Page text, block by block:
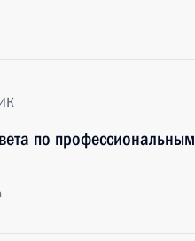
по профессиональным